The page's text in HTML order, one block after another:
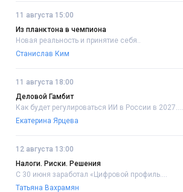
11 августа 15:00
Из планктона в чемпиона
Новая реальность и принятие себя..
Станислав Ким
11 августа 18:00
Деловой Гамбит
Как будет регулироваться ИИ в России в 2027....
Екатерина Ярцева
12 августа 13:00
Налоги. Риски. Решения
С 30 июня заработал «Цифровой профиль....
Татьяна Вахрамян